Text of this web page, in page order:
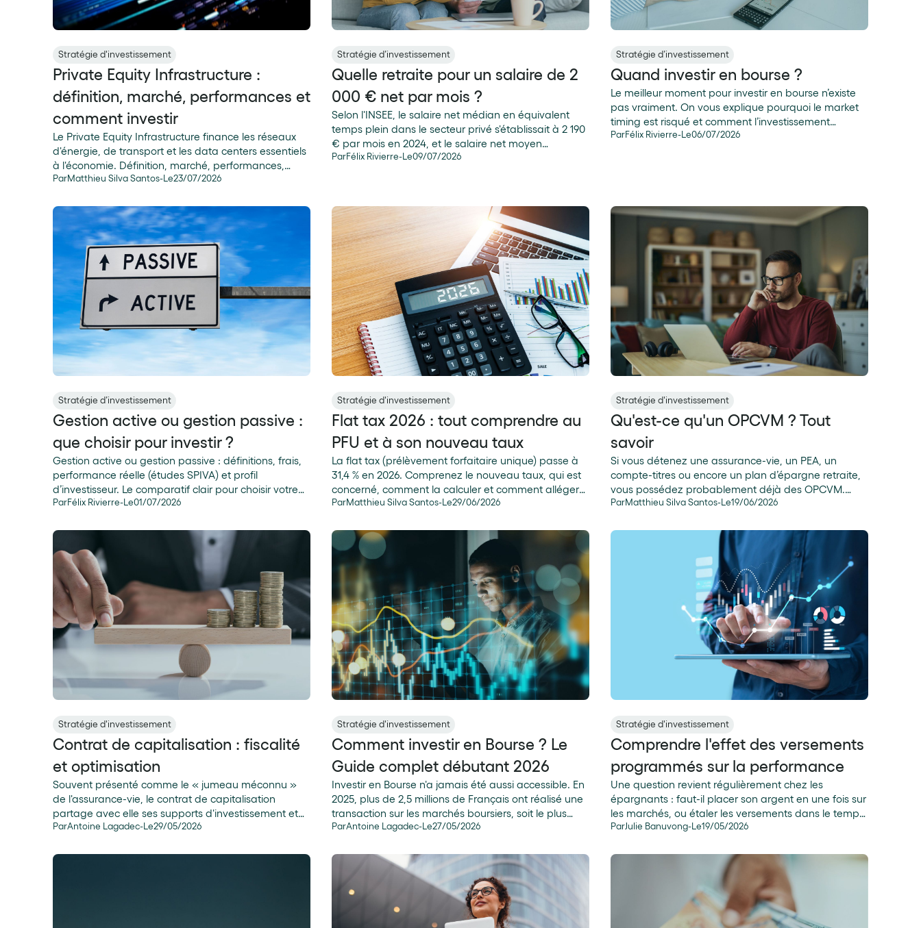
Stratégie d'investissement
Private Equity Infrastructure :
définition, marché, performances et
comment investir
Le Private Equity Infrastructure finance les réseaux
d'énergie, de transport et les data centers essentiels
à l'économie. Définition, marché, performances,
fiscalité et critères de choix d'un fonds.
ParMatthieu Silva Santos-Le23/07/2026
Stratégie d’investissement
Quelle retraite pour un salaire de 2
000 € net par mois ?
Selon l'INSEE, le salaire net médian en équivalent
temps plein dans le secteur privé s'établissait à 2 190
€ par mois en 2024, et le salaire net moyen
atteignait 2 733 €. Une rémunération de 2 000 € net
ParFélix Rivierre-Le09/07/2026
Stratégie d’investissement
Quand investir en bourse ?
Le meilleur moment pour investir en bourse n’existe
pas vraiment. On vous explique pourquoi le market
timing est risqué et comment l’investissement
régulier (DCA) permet de viser la performance sur le
ParFélix Rivierre-Le06/07/2026
Stratégie d’investissement
Gestion active ou gestion passive :
que choisir pour investir ?
Gestion active ou gestion passive : définitions, frais,
performance réelle (études SPIVA) et profil
d’investisseur. Le comparatif clair pour choisir votre
stratégie.
ParFélix Rivierre-Le01/07/2026
Stratégie d'investissement
Flat tax 2026 : tout comprendre au
PFU et à son nouveau taux
La flat tax (prélèvement forfaitaire unique) passe à
31,4 % en 2026. Comprenez le nouveau taux, qui est
concerné, comment la calculer et comment alléger
l'imposition de vos revenus du capital.
ParMatthieu Silva Santos-Le29/06/2026
Stratégie d'investissement
Qu'est-ce qu'un OPCVM ? Tout
savoir
Si vous détenez une assurance-vie, un PEA, un
compte-titres ou encore un plan d’épargne retraite,
vous possédez probablement déjà des OPCVM.
Derrière cet acronyme assez technique, Organisme
cache un placement qui permet d’investir sur les
marchés boursiers sans avoir à sélectionner les titres
ParMatthieu Silva Santos-Le19/06/2026
Stratégie d'investissement
Contrat de capitalisation : fiscalité
et optimisation
Souvent présenté comme le « jumeau méconnu »
de l'assurance-vie, le contrat de capitalisation
partage avec elle ses supports d'investissement et
sa fiscalité sur les retraits. Mais c'est en matière de
révèle ses véritables atouts, à condition d'en
ParAntoine Lagadec-Le29/05/2026
Stratégie d'investissement
Comment investir en Bourse ? Le
Guide complet débutant 2026
Investir en Bourse n'a jamais été aussi accessible. En
2025, plus de 2,5 millions de Français ont réalisé une
transaction sur les marchés boursiers, soit le plus
haut niveau enregistré depuis 2020 selon l'AMF. Et la
et +83 % sur les ETF en un an. Pourtant, beaucoup
d'épargnants hésitent encore à se lancer, freinés par
un jargon complexe et la peur de mal faire. Une
crainte légitime, mais qui se règle facilement avec
une méthode claire et des décisions prises dans le
ParAntoine Lagadec-Le27/05/2026
Stratégie d'investissement
Comprendre l'effet des versements
programmés sur la performance
Une question revient régulièrement chez les
épargnants : faut-il placer son argent en une fois sur
les marchés, ou étaler les versements dans le temps
? La réponse varie selon les marchés et selon ce que
théorie, nous avons refait les calculs sur les 16
ParJulie Banuvong-Le19/05/2026